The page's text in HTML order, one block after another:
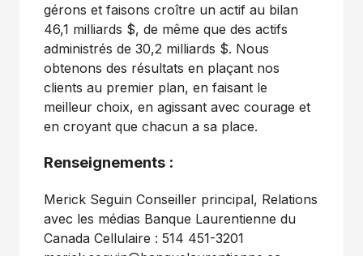
gérons et faisons croître un actif au bilan
46,1 milliards $, de même que des actifs
administrés de 30,2 milliards $. Nous
obtenons des résultats en plaçant nos
clients au premier plan, en faisant le
meilleur choix, en agissant avec courage et
en croyant que chacun a sa place.
Renseignements :
Merick Seguin Conseiller principal, Relations
avec les médias Banque Laurentienne du
Canada Cellulaire : 514 451-3201